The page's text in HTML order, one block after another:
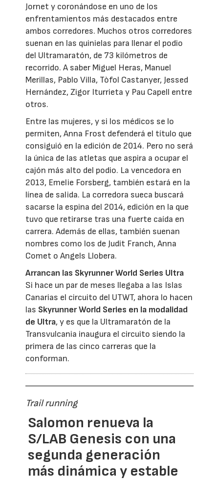
Jornet y coronándose en uno de los
enfrentamientos más destacados entre
ambos corredores. Muchos otros corredores
suenan en las quinielas para llenar el podio
del Ultramaratón, de 73 kilómetros de
recorrido. A saber Miguel Heras, Manuel
Merillas, Pablo Villa, Tòfol Castanyer, Jessed
Hernández, Zigor Iturrieta y Pau Capell entre
otros.
Entre las mujeres, y si los médicos se lo
permiten, Anna Frost defenderá el título que
consiguió en la edición de 2014. Pero no será
la única de las atletas que aspira a ocupar el
cajón más alto del podio. La vencedora en
2013, Emelie Forsberg, también estará en la
línea de salida. La corredora sueca buscará
sacarse la espina del 2014, edición en la que
tuvo que retirarse tras una fuerte caída en
carrera. Además de ellas, también suenan
nombres como los de Judit Franch, Anna
Comet o Angels Llobera.
Arrancan las Skyrunner World Series Ultra
Si hace un par de meses llegaba a las Islas
Canarias el circuito del UTWT, ahora lo hacen
las Skyrunner World Series en la modalidad
de Ultra, y es que la Ultramaratón de la
Transvulcania inaugura el circuito siendo la
primera de las cinco carreras que la
conforman.
Trail running
Salomon renueva la
S/LAB Genesis con una
segunda generación
más dinámica y estable